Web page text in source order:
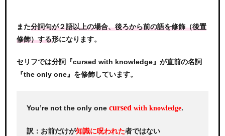
また分詞句が２語以上の場合、後ろから前の語を修飾（後置
修飾）する形になります。
セリフでは分詞『cursed with knowledge』が直前の名詞
『the only one』を修飾しています。
You’re not the only one cursed with knowledge.
訳：お前だけが知識に呪われた者ではない